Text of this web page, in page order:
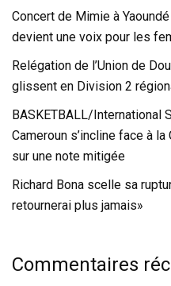
Concert de Mimie à
devient une voix pour les
Relégation de l’Union de
glissent en Division 2
BASKETBALL/International
Cameroun s’incline face à
sur une note mitigée
Richard Bona scelle sa
retournerai plus jamais»
Commentaires